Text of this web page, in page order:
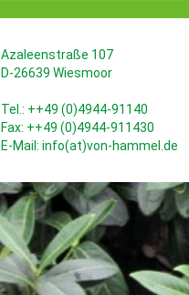
Azaleenstraße 107
D-26639 Wiesmoor
Tel.: ++49 (0)4944-91140
Fax: ++49 (0)4944-911430
E-Mail: info(at)von-hammel.de